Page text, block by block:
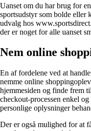
Uanset om du har brug for
sportsudstyr som bolde eller
udvalg hos
der er noget for alle uanset
Nem online
En af fordelene ved at
nemme online
hjemmesiden og finde frem
checkout-processen enkel
personlige oplysninger
Der er også mulighed for at